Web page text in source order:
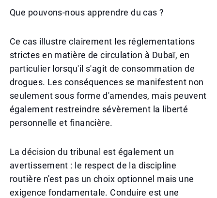
Que pouvons-nous apprendre du cas ?
Ce cas illustre clairement les réglementations
strictes en matière de circulation à Dubaï, en
particulier lorsqu'il s'agit de consommation de
drogues. Les conséquences se manifestent non
seulement sous forme d'amendes, mais peuvent
également restreindre sévèrement la liberté
personnelle et financière.
La décision du tribunal est également un
avertissement : le respect de la discipline
routière n'est pas un choix optionnel mais une
exigence fondamentale. Conduire est une